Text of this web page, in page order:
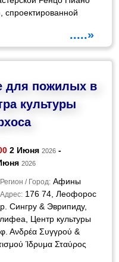
спроектированной
.....»
для пожилых в
культуры
2 Июня2026 -
2026
Регион / Город: Афины
Адрес: 176 74, Леофорос
Сингру & Эврипиду,
Центр культуры
Ανδρέα Συγγρού &
Ίδρυμα Σταύρος